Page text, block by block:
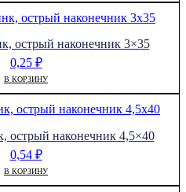
острый наконечник 3×35
0,25 ₽
В КОРЗИНУ
наконечник 4,5×40
0,54 ₽
В КОРЗИНУ